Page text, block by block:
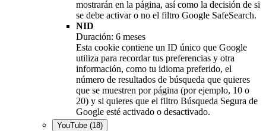
mostrarán en la página, así como la decisión de si
se debe activar o no el filtro Google SafeSearch.
NID
Duración: 6 meses
Esta cookie contiene un ID único que Google
utiliza para recordar tus preferencias y otra
información, como tu idioma preferido, el
número de resultados de búsqueda que quieres
que se muestren por página (por ejemplo, 10 o
20) y si quieres que el filtro Búsqueda Segura de
Google esté activado o desactivado.
YouTube (18)